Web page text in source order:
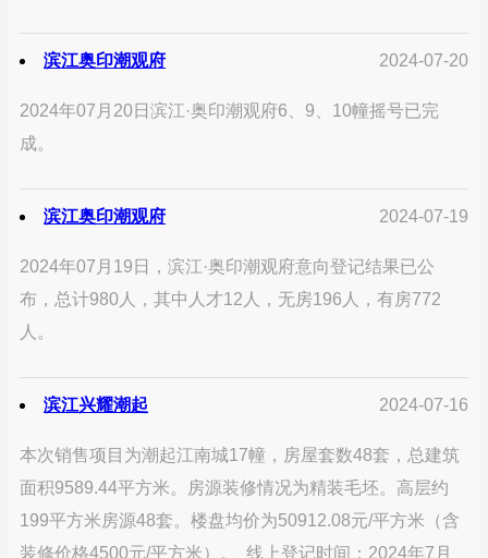
滨江奥印潮观府 2024-07-20
2024年07月20日滨江·奥印潮观府6、9、10幢摇号已完
成。
滨江奥印潮观府 2024-07-19
2024年07月19日，滨江·奥印潮观府意向登记结果已公
布，总计980人，其中人才12人，无房196人，有房772
人。
滨江兴耀潮起 2024-07-16
本次销售项目为潮起江南城17幢，房屋套数48套，总建筑
面积9589.44平方米。房源装修情况为精装毛坯。高层约
199平方米房源48套。楼盘均价为50912.08元/平方米（含
装修价格4500元/平方米）。 线上登记时间：2024年7月